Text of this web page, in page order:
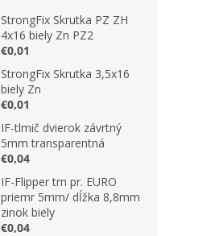
StrongFix Skrutka PZ ZH
4x16 biely Zn PZ2
€0,01
StrongFix Skrutka 3,5x16
biely Zn
€0,01
IF-tlmič dvierok závrtný
5mm transparentná
€0,04
IF-Flipper trn pr. EURO
priemr 5mm/ dĺžka 8,8mm
zinok biely
€0,04